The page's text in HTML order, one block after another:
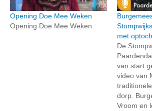
Opening Doe Mee Weken
Opening Doe Mee Weken
met
De
van start
video van
dorp.
Vroom en